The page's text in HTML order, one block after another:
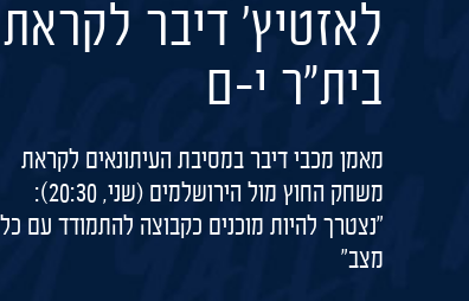
לאזטיץ' דיבר לקראת
בית"ר י-ם
מאמן מכבי דיבר במסיבת העיתונאים לקראת
משחק החוץ מול הירושלמים (שני, 20:30):
"נצטרך להיות מוכנים כקבוצה להתמודד עם כל
מצב"